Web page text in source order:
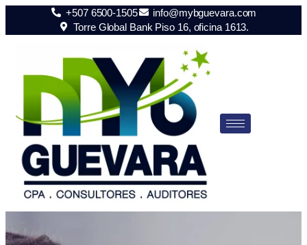
+507 6500-1505
info@mybguevara.com
Torre Global Bank Piso 16, oficina 1613.